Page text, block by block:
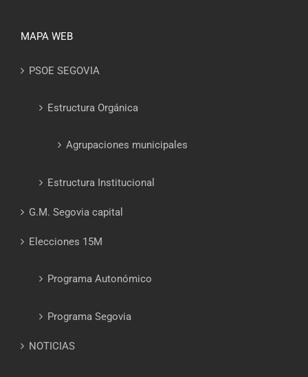
MAPA WEB
PSOE SEGOVIA
Estructura Orgánica
Agrupaciones municipales
Estructura Institucional
G.M. Segovia capital
Elecciones 15M
Programa Autonómico
Programa Segovia
NOTICIAS